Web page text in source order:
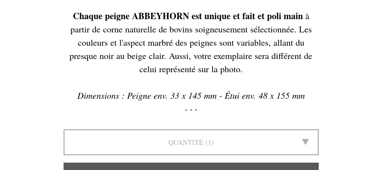
Chaque peigne ABBEYHORN est unique et fait et poli mainà
partir de corne naturelle de bovins soigneusement sélectionnée. Les
couleurs et l'aspect marbré des peignes sont variables, allant du
presque noir au beige clair. Aussi, votre exemplaire sera différent de
celui représenté sur la photo.
Dimensions : Peigne env. 33 x 145 mm - Étui env. 48 x 155 mm
QUANTITÉ 1